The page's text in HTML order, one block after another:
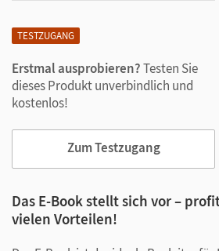
TESTZUGANG
Erstmal ausprobieren?Testen Sie
dieses Produkt unverbindlich und
kostenlos!
Zum Testzugang
Das E-Book stellt sich vor –
vielen Vorteilen!